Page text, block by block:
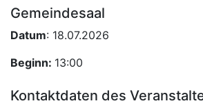
Gemeindesaal
Datum: 18.07.2026
Beginn: 13:00
Kontaktdaten des